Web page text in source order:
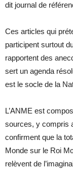
dit journal de
Ces articles qui
participent surtout
rapportent des
sert un agenda
est le socle de la
L’ANME est
sources, y compris
confirment que la
Monde sur le Roi
relèvent de